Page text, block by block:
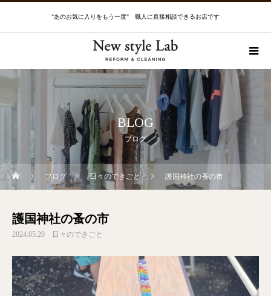
"あのお気に入りをもう一度" 職人に直接相談できるお店です
BLOG
ブログ
ブログ 日々のできごと 護国神社の蚤の市
護国神社の蚤の市
2024.05.20 日々のできごと